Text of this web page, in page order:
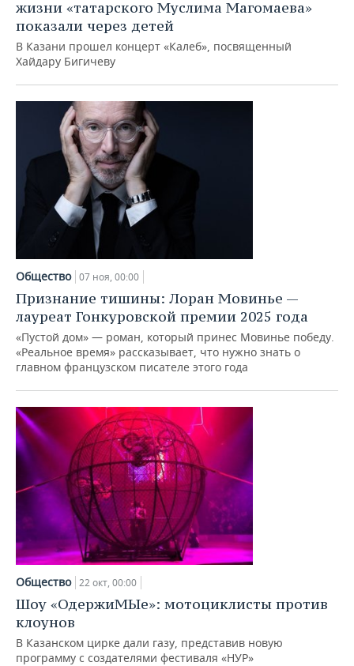
жизни «татарского Муслима Магомаева»
показали через детей
В Казани прошел концерт «Калеб», посвященный
Хайдару Бигичеву
Общество 07 ноя, 00:00
Признание тишины: Лоран Мовинье —
лауреат Гонкуровской премии 2025 года
«Пустой дом» — роман, который принес Мовинье победу.
«Реальное время» рассказывает, что нужно знать о
главном французском писателе этого года
Общество 22 окт, 00:00
Шоу «ОдержиМЫе»: мотоциклисты против
клоунов
В Казанском цирке дали газу, представив новую
программу с создателями фестиваля «НУР»